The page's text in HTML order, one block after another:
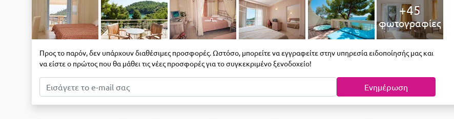
+45
φωτογραφίες
Προς το παρόν, δεν υπάρχουν διαθέσιμες προσφορές. Ωστόσο, μπορείτε να εγγραφείτε στην υπηρεσία ειδοποίησής μας και
να είστε ο πρώτος που θα μάθει τις νέες προσφορές για το συγκεκριμένο ξενοδοχείο!
Ενημέρωση